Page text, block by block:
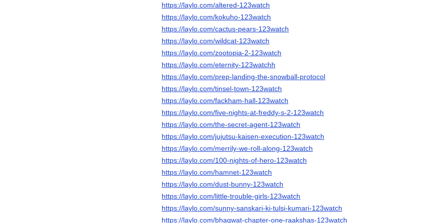
https://laylo.com/altered-123watch
https://laylo.com/kokuho-123watch
https://laylo.com/cactus-pears-123watch
https://laylo.com/wildcat-123watch
https://laylo.com/zootopia-2-123watch
https://laylo.com/eternity-123watchh
https://laylo.com/prep-landing-the-snowball-protocol
https://laylo.com/tinsel-town-123watch
https://laylo.com/fackham-hall-123watch
https://laylo.com/five-nights-at-freddy-s-2-123watch
https://laylo.com/the-secret-agent-123watch
https://laylo.com/jujutsu-kaisen-execution-123watch
https://laylo.com/merrily-we-roll-along-123watch
https://laylo.com/100-nights-of-hero-123watch
https://laylo.com/hamnet-123watch
https://laylo.com/dust-bunny-123watch
https://laylo.com/little-trouble-girls-123watch
https://laylo.com/sunny-sanskari-ki-tulsi-kumari-123watch
https://laylo.com/bhagwat-chapter-one-raakshas-123watch